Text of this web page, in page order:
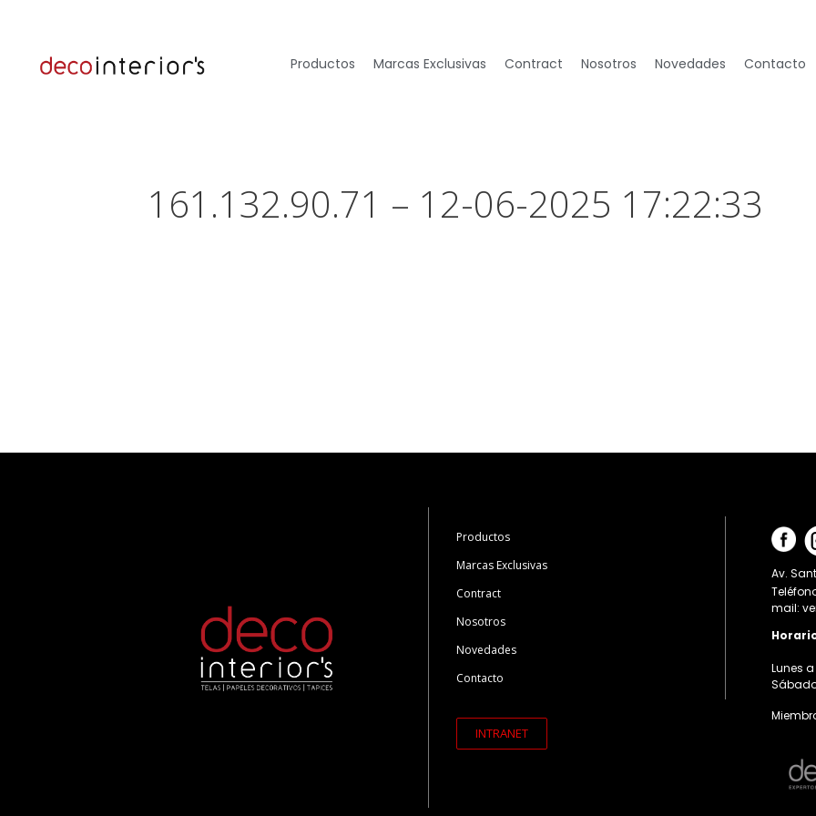
Productos Marcas Exclusivas Contract Nosotros Novedades Contacto
161.132.90.71 – 12-06-2025 17:22:33
Productos
Marcas Exclusivas
Contract
Nosotros
Novedades
Contacto
INTRANET
Av.
mail:
Lunes